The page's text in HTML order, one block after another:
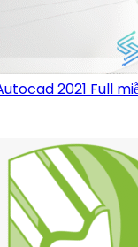
2021 Full